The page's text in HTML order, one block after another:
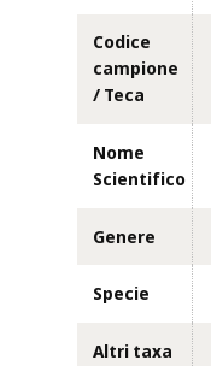
Codice
campione
/ Teca
Nome
Scientifico
Genere
Specie
Altri taxa